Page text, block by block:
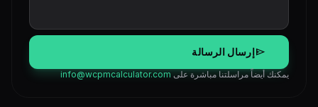
sendإرسال الرسالة
يمكنك أيضاً مراسلتنا مباشرة علىinfo@wcpmcalculator.com